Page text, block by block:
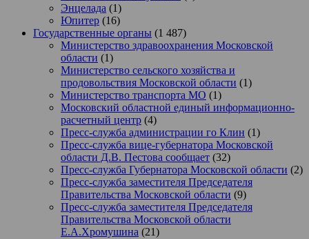
Энцелада (1)
Юпитер (16)
Государственные органы (1 487)
Министерство здравоохранения Московской
области (1)
Министерство сельского хозяйства и
продовольствия Московской области (1)
Министерство транспорта МО (1)
Московский областной единый информационно-
расчетный центр (4)
Пресс-служба администрации го Клин (1)
Пресс-служба вице-губернатора Московской
области Д.В. Пестова сообщает (32)
Пресс-служба Губернатора Московской области (2)
Пресс-служба заместителя Председателя
Правительства Московской области (9)
Пресс-служба заместителя Председателя
Правительства Московской области
Е.А.Хромушина (21)